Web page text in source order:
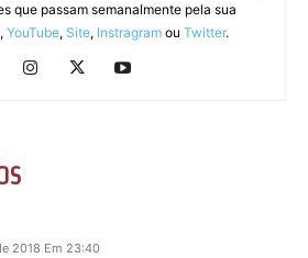
que passam semanalmente pela sua
, YouTube, Site, Instragramou Twitter.
2018 Em 23:40